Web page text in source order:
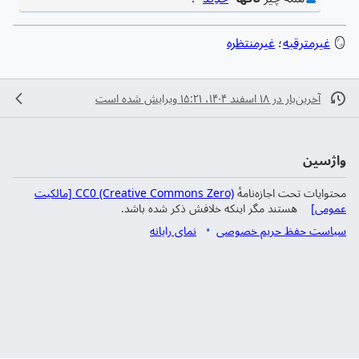
🪞 غیرمترقبه؛ غیرمنتظره
آخرین‌بار در ‏۱۸ اسفند ۱۴۰۴، ‏۱۵:۲۱ ویرایش شده است
واژسین
محتوایات تحت اجازه‌نامهٔ
CC0 (Creative Commons Zero) [مالکیت
عمومی]
هستند مگر اینکه خلافش ذکر شده باشد.
سیاست حفظ حریم خصوصی
نمای رایانه